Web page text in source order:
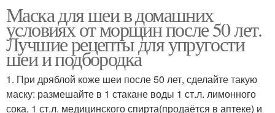
Маска для шеи в домашних
условиях от морщин после 50 лет.
Лучшие рецепты для упругости
шеи и подбородка
1. При дряблой коже шеи после 50 лет, сделайте такую
маску: размешайте в 1 стакане воды 1 ст.л. лимонного
сока, 1 ст.л. медицинского спирта(продаётся в аптеке) и